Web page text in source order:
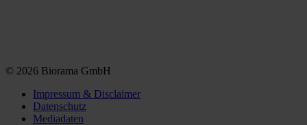
© 2026 Biorama GmbH
Impressum & Disclaimer
Datenschutz
Mediadaten